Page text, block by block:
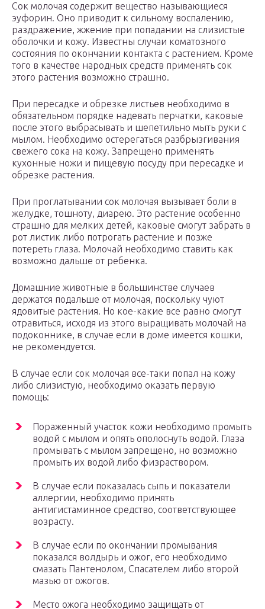
Сок молочая содержит вещество называющиеся
эуфорин. Оно приводит к сильному воспалению,
раздражение, жжение при попадании на слизистые
оболочки и кожу. Известны случаи коматозного
состояния по окончании контакта с растением. Кроме
того в качестве народных средств применять сок
этого растения возможно страшно.
При пересадке и обрезке листьев необходимо в
обязательном порядке надевать перчатки, каковые
после этого выбрасывать и шепетильно мыть руки с
мылом. Необходимо остерегаться разбрызгивания
свежего сока на кожу. Запрещено применять
кухонные ножи и пищевую посуду при пересадке и
обрезке растения.
При проглатывании сок молочая вызывает боли в
желудке, тошноту, диарею. Это растение особенно
страшно для мелких детей, каковые смогут забрать в
рот листик либо потрогать растение и позже
потереть глаза. Молочай необходимо ставить как
возможно дальше от ребенка.
Домашние животные в большинстве случаев
держатся подальше от молочая, поскольку чуют
ядовитые растения. Но кое-какие все равно смогут
отравиться, исходя из этого выращивать молочай на
подоконнике, в случае если в доме имеется кошки,
не рекомендуется.
В случае если сок молочая все-таки попал на кожу
либо слизистую, необходимо оказать первую
помощь:
Пораженный участок кожи необходимо промыть
водой с мылом и опять ополоснуть водой. Глаза
промывать с мылом запрещено, но возможно
промыть их водой либо физраствором.
В случае если показалась сыпь и показатели
аллергии, необходимо принять
антигистаминное средство, соответствующее
возрасту.
В случае если по окончании промывания
показался волдырь и ожог, его необходимо
смазать Пантенолом, Спасателем либо второй
мазью от ожогов.
Место ожога необходимо защищать от